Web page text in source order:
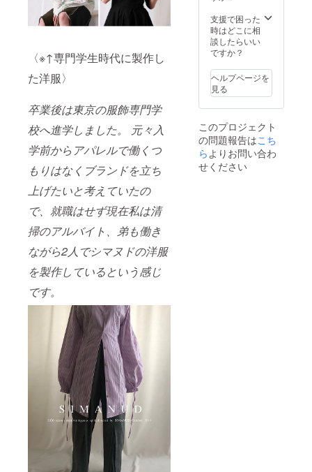
〈※↑専門学生時代に製作し
た洋服〉
卒業後は東京の服飾専門学
校へ進学しました。
元々入
学前からアパレルで働くつ
もりはなくブランドを立ち
上げたいと考えていたの
で、就職はせず現在私は清
掃のアルバイト、弟も働き
ながら2人でシマヌドの洋服
を製作しているという感じ
です。
り多少
前後す
る場合
がござ
す。予
めご了
承くだ
さい。
支援で困った
時はどこに相
談したらいい
ですか？
ヘルプページを
見る
このプロジェクト
の問題報告はこち
ら よりお問い合わ
せください